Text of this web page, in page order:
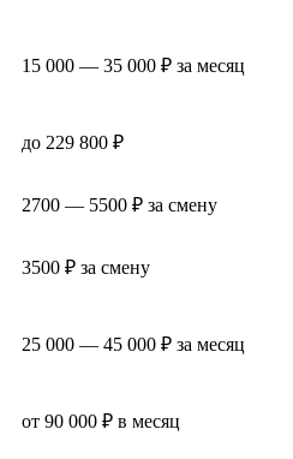
15 000 — 35 000 ₽ за месяц
до 229 800 ₽
2700 — 5500 ₽ за смену
3500 ₽ за смену
25 000 — 45 000 ₽ за месяц
от 90 000 ₽ в месяц